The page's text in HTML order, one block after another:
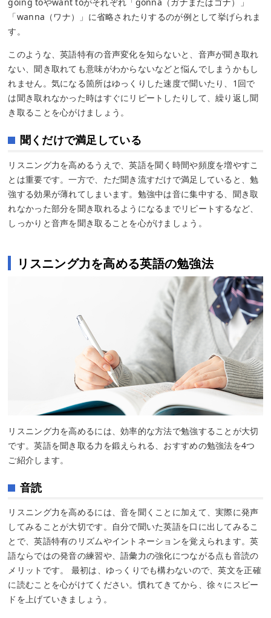
going toやwant toがそれぞれ「gonna（ガナまたはゴナ）」
「wanna（ワナ）」に省略されたりするのが例として挙げられま
す。
このような、英語特有の音声変化を知らないと、音声が聞き取れ
ない、聞き取れても意味がわからないなどと悩んでしまうかもし
れません。気になる箇所はゆっくりした速度で聞いたり、1回で
は聞き取れなかった時はすぐにリピートしたりして、繰り返し聞
き取ることを心がけましょう。
聞くだけで満足している
リスニング力を高めるうえで、英語を聞く時間や頻度を増やすこ
とは重要です。一方で、ただ聞き流すだけで満足していると、勉
強する効果が薄れてしまいます。勉強中は音に集中する、聞き取
れなかった部分を聞き取れるようになるまでリピートするなど、
しっかりと音声を聞き取ることを心がけましょう。
リスニング力を高める英語の勉強法
リスニング力を高めるには、効率的な方法で勉強することが大切
です。英語を聞き取る力を鍛えられる、おすすめの勉強法を4つ
ご紹介します。
音読
リスニング力を高めるには、音を聞くことに加えて、実際に発声
してみることが大切です。自分で聞いた英語を口に出してみるこ
とで、英語特有のリズムやイントネーションを覚えられます。英
語ならではの発音の練習や、語彙力の強化につながる点も音読の
メリットです。 最初は、ゆっくりでも構わないので、英文を正確
に読むことを心がけてください。慣れてきてから、徐々にスピー
ドを上げていきましょう。